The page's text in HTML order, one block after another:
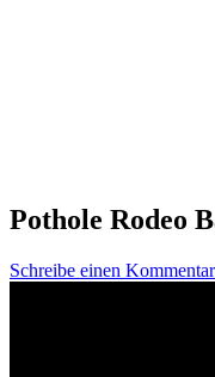
Pothole Rodeo
Schreibe einen Kommentar